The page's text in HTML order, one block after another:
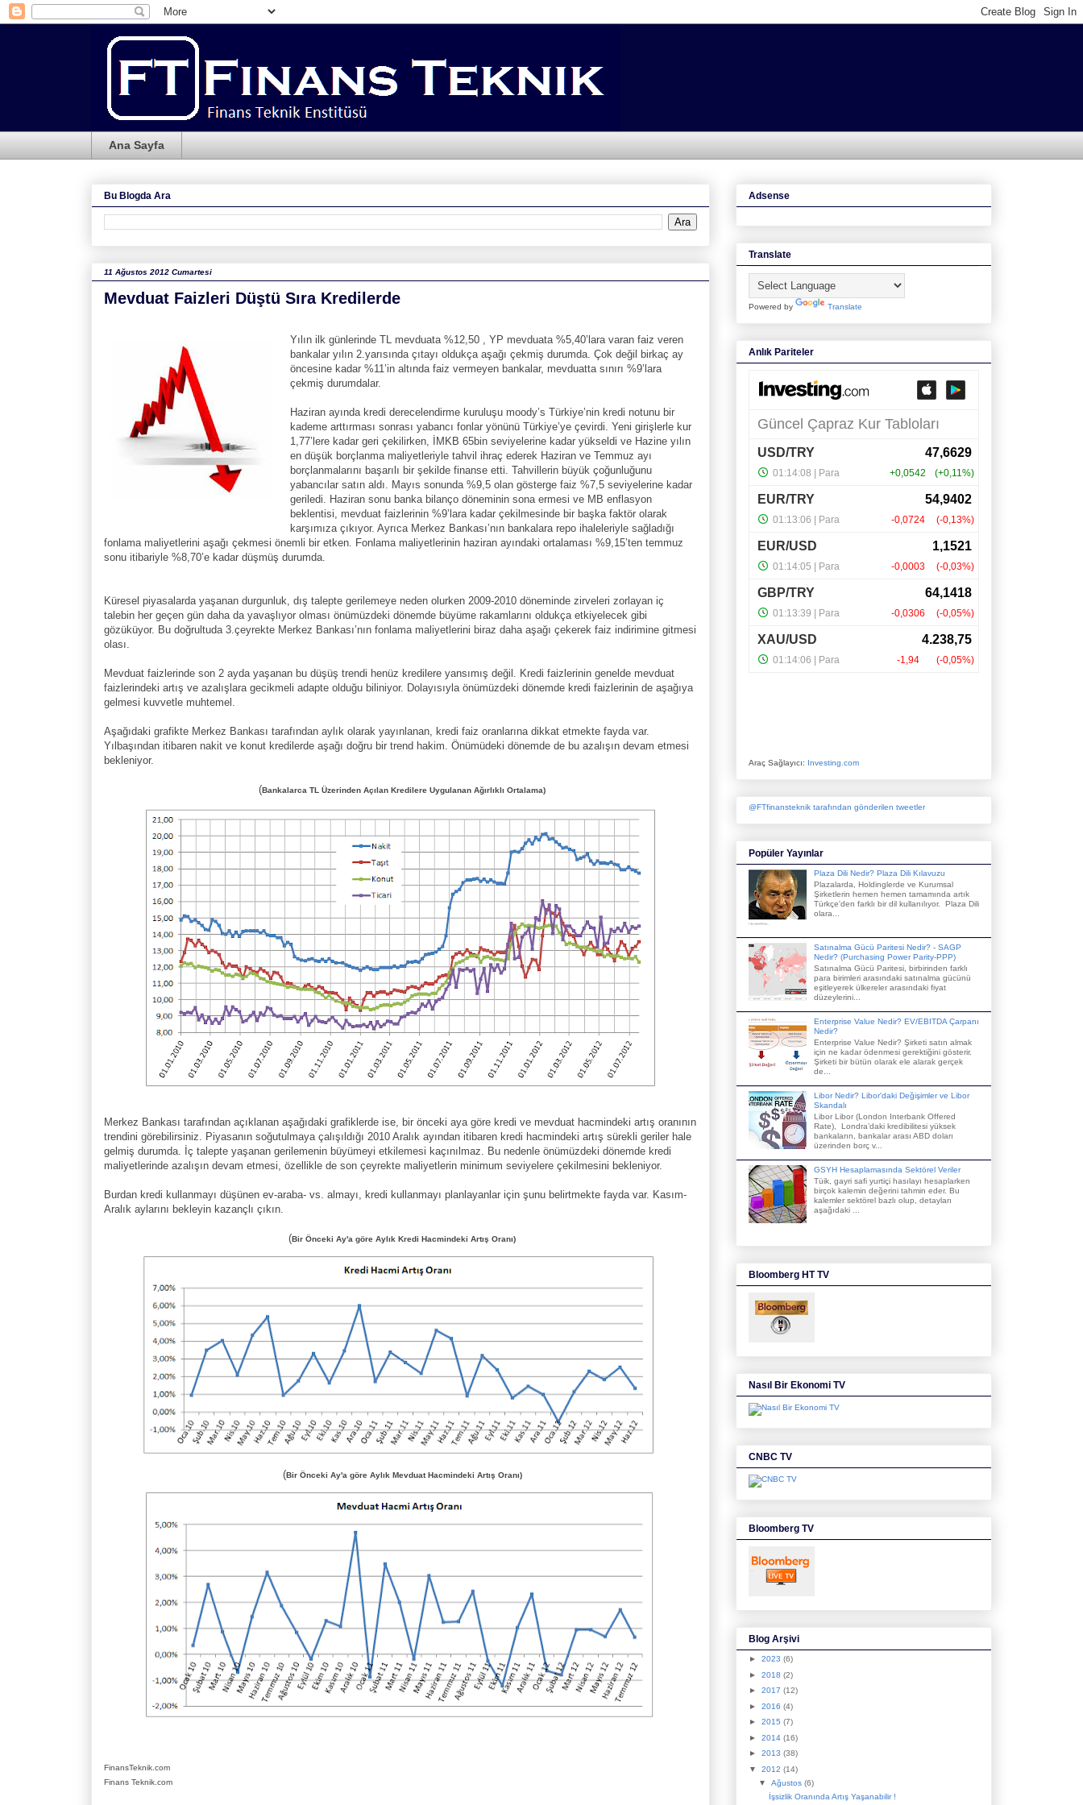
Ana Sayfa
Bu Blogda Ara
11 Ağustos 2012 Cumartesi
Mevduat Faizleri Düştü Sıra Kredilerde
Yılın ilk günlerinde TL mevduata %12,50 , YP mevduata %5,40’lara varan faiz veren
bankalar yılın 2.yarısında çıtayı oldukça aşağı çekmiş durumda. Çok değil birkaç ay
öncesine kadar %11’in altında faiz vermeyen bankalar, mevduatta sınırı %9’lara
çekmiş durumdalar.
Haziran ayında kredi derecelendirme kuruluşu moody’s Türkiye’nin kredi notunu bir
kademe arttırması sonrası yabancı fonlar yönünü Türkiye’ye çevirdi. Yeni girişlerle kur
1,77’lere kadar geri çekilirken, İMKB 65bin seviyelerine kadar yükseldi ve Hazine yılın
en düşük borçlanma maliyetleriyle tahvil ihraç ederek Haziran ve Temmuz ayı
borçlanmalarını başarılı bir şekilde finanse etti. Tahvillerin büyük çoğunluğunu
yabancılar satın aldı. Mayıs sonunda %9,5 olan gösterge faiz %7,5 seviyelerine kadar
geriledi. Haziran sonu banka bilanço döneminin sona ermesi ve MB enflasyon
beklentisi, mevduat faizlerinin %9’lara kadar çekilmesinde bir başka faktör olarak
karşımıza çıkıyor. Ayrıca Merkez Bankası’nın bankalara repo ihaleleriyle sağladığı
fonlama maliyetlerini aşağı çekmesi önemli bir etken. Fonlama maliyetlerinin haziran ayındaki ortalaması %9,15’ten temmuz
sonu itibariyle %8,70’e kadar düşmüş durumda.
Küresel piyasalarda yaşanan durgunluk, dış talepte gerilemeye neden olurken 2009-2010 döneminde zirveleri zorlayan iç
talebin her geçen gün daha da yavaşlıyor olması önümüzdeki dönemde büyüme rakamlarını oldukça etkiyelecek gibi
gözüküyor. Bu doğrultuda 3.çeyrekte Merkez Bankası’nın fonlama maliyetlerini biraz daha aşağı çekerek faiz indirimine gitmesi
olası.
Mevduat faizlerinde son 2 ayda yaşanan bu düşüş trendi henüz kredilere yansımış değil. Kredi faizlerinin genelde mevduat
faizlerindeki artış ve azalışlara gecikmeli adapte olduğu biliniyor. Dolayısıyla önümüzdeki dönemde kredi faizlerinin de aşağıya
gelmesi kuvvetle muhtemel.
Aşağıdaki grafikte Merkez Bankası tarafından aylık olarak yayınlanan, kredi faiz oranlarına dikkat etmekte fayda var.
Yılbaşından itibaren nakit ve konut kredilerde aşağı doğru bir trend hakim. Önümüdeki dönemde de bu azalışın devam etmesi
bekleniyor.
(Bankalarca TL Üzerinden Açılan Kredilere Uygulanan Ağırlıklı Ortalama)
Merkez Bankası tarafından açıklanan aşağıdaki grafiklerde ise, bir önceki aya göre kredi ve mevduat hacmindeki artış oranının
trendini görebilirsiniz. Piyasanın soğutulmaya çalışıldığı 2010 Aralık ayından itibaren kredi hacmindeki artış sürekli geriler hale
gelmiş durumda. İç talepte yaşanan gerilemenin büyümeyi etkilemesi kaçınılmaz. Bu nedenle önümüzdeki dönemde kredi
maliyetlerinde azalışın devam etmesi, özellikle de son çeyrekte maliyetlerin minimum seviyelere çekilmesini bekleniyor.
Burdan kredi kullanmayı düşünen ev-araba- vs. almayı, kredi kullanmayı planlayanlar için şunu belirtmekte fayda var. Kasım-
Aralık aylarını bekleyin kazançlı çıkın.
(Bir Önceki Ay'a göre Aylık Kredi Hacmindeki Artış Oranı)
(Bir Önceki Ay'a göre Aylık Mevduat Hacmindeki Artış Oranı)
FinansTeknik.com
Finans Teknik.com
Adsense
Translate
Powered by Translate
Anlık Pariteler
Araç Sağlayıcı: Investing.com
@FTfinansteknik tarafından gönderilen tweetler
Popüler Yayınlar
Plaza Dili Nedir? Plaza Dili Kılavuzu
Plazalarda, Holdinglerde ve Kurumsal
Şirketlerin hemen hemen tamamında artık
Türkçe'den farklı bir dil kullanılıyor. Plaza Dili
olara...
Satınalma Gücü Paritesi Nedir? - SAGP
Nedir? (Purchasing Power Parity-PPP)
Satınalma Gücü Paritesi, birbirinden farklı
para birimleri arasındaki satınalma gücünü
eşitleyerek ülkereler arasındaki fiyat
düzeylerini...
Enterprise Value Nedir? EV/EBITDA Çarpanı
Nedir?
Enterprise Value Nedir? Şirketi satın almak
için ne kadar ödenmesi gerektiğini gösterir.
Şirketi bir bütün olarak ele alarak gerçek
de...
Libor Nedir? Libor'daki Değişimler ve Libor
Skandalı
Libor Libor (London Interbank Offered
Rate), Londra’daki kredibilitesi yüksek
bankaların, bankalar arası ABD doları
üzerinden borç v...
GSYH Hesaplamasında Sektörel Veriler
Tüik, gayri safi yurtiçi hasılayı hesaplarken
birçok kalemin değerini tahmin eder. Bu
kalemler sektörel bazlı olup, detayları
aşağıdaki ...
Bloomberg HT TV
Nasıl Bir Ekonomi TV
CNBC TV
Bloomberg TV
Blog Arşivi
► 2023 (6)
► 2018 (2)
► 2017 (12)
► 2016 (4)
► 2015 (7)
► 2014 (16)
► 2013 (38)
▼ 2012 (14)
▼ Ağustos (6)
İşsizlik Oranında Artış Yaşanabilir !